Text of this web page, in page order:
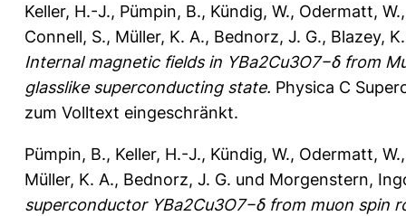
Keller, H.-J., Pümpin, B., Kündig, W., Odermatt, W.
Connell, S., Müller, K. A., Bednorz, J. G., Blazey,
Internal magnetic fields in YBa2Cu3O7−δ from
glasslike superconducting state. Physica C
zum Volltext eingeschränkt.
Pümpin, B., Keller, H.-J., Kündig, W., Odermatt, W.
Müller, K. A., Bednorz, J. G. und Morgenstern,
superconductor YBa2Cu3O7−δ from muon spin